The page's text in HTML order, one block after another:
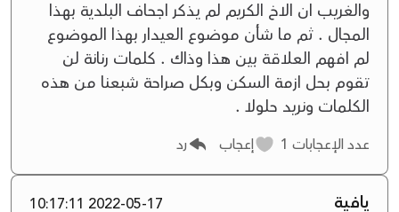
والغريب ان الاخ الكريم لم يذكر اجحاف البلدية بهذا
المجال . ثم ما شأن موضوع العيدار بهذا الموضوع
لم افهم العلاقة بين هذا وذاك . كلمات رنانة لن
تقوم بحل ازمة السكن وبكل صراحة شبعنا من هذه
الكلمات ونريد حلولا .
عدد الإعجابات إعجاب رد
يافية 2022-05-17 10:17:11